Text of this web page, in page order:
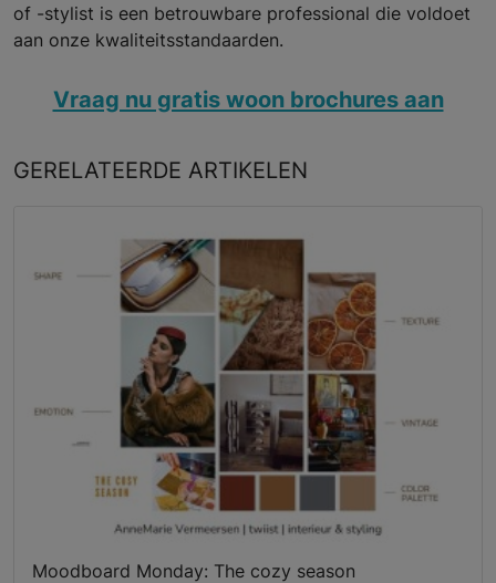
of -stylist is een betrouwbare professional die voldoet
aan onze kwaliteitsstandaarden.
Vraag nu gratis woon brochures aan
GERELATEERDE ARTIKELEN
Moodboard Monday: The cozy season